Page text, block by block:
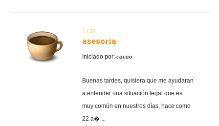
1738
asesoria
Iniciado por: cacao
Buenas tardes, quisiera que me ayudaran
a entender una situación legal que es
muy común en nuestros días. hace como
22 a� ...